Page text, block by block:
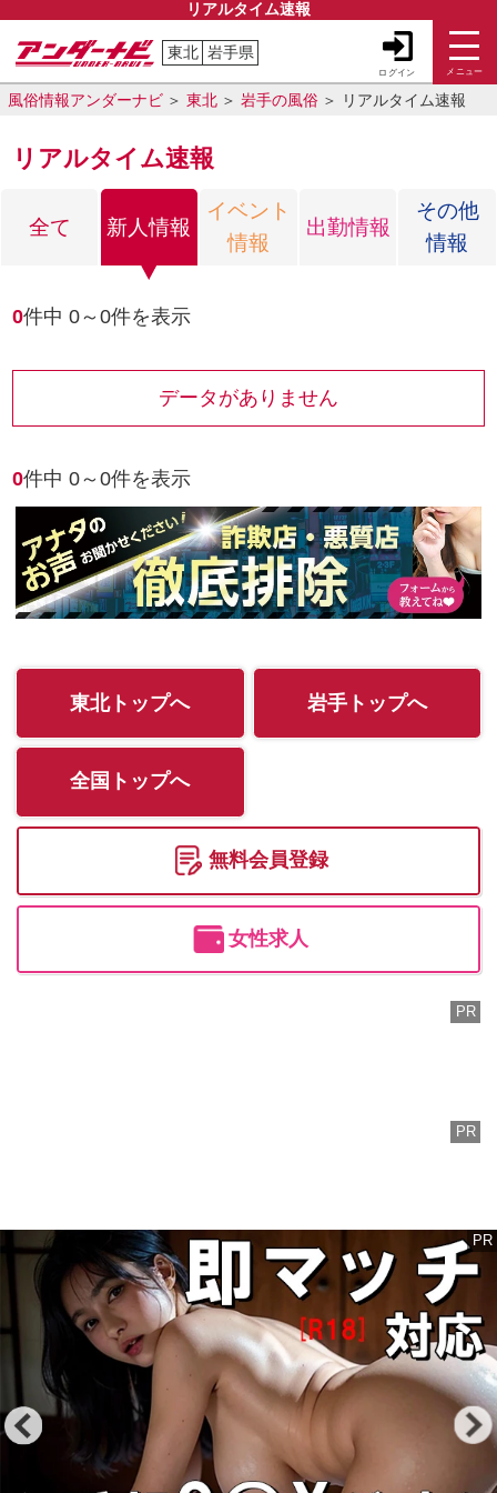
リアルタイム速報
東北 岩手県
ログイン メニュー
風俗情報アンダーナビ 東北 岩手の風俗 リアルタイム速報
リアルタイム速報
全て 新人情報
イベント
情報
出勤情報
その他
情報
0件中0～0件を表示
データがありません
0件中0～0件を表示
東北トップへ 岩手トップへ
全国トップへ
無料会員登録
女性求人